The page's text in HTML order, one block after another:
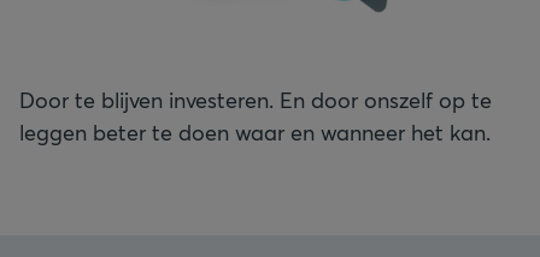
Door te blijven investeren. En door onszelf op te
leggen beter te doen waar en wanneer het kan.